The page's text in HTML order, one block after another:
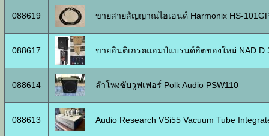
088619 ขายสายสัญญาณไฮเอนด์ Harmonix HS-
088617 ขายอินติเกรตแอมป์แบรนด์ฮิตของใหม่ NAD D
088614 ลำโพงซับวูฟเฟอร์ Polk Audio PSW110
088613 Audio Research VSi55 Vacuum Tube